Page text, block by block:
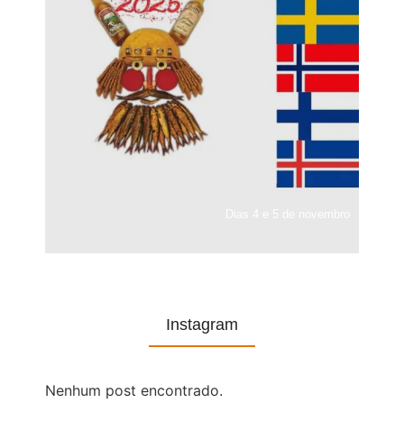
Instagram
Nenhum post encontrado.